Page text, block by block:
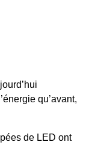
qu’avant,
de LED ont